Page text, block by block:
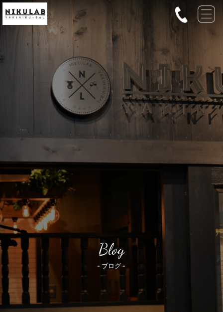
Blog
- ブログ -